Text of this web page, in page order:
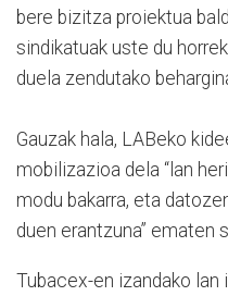
bere bizitza proiektua
sindikatuak uste du
duela zendutako
Gauzak hala, LABeko
mobilizazioa dela “lan
modu bakarra, eta
duen erantzuna” ematen
Tubacex-en izandako lan